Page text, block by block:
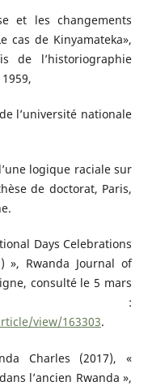
et les changements
cas de Kinyamateka»,
de l’historiographie
l’université nationale
logique raciale sur
de doctorat, Paris,
Days Celebrations
», Rwanda Journal of
consulté le 5 mars
:
view/163303.
Charles (2017), «
l’ancien Rwanda »,